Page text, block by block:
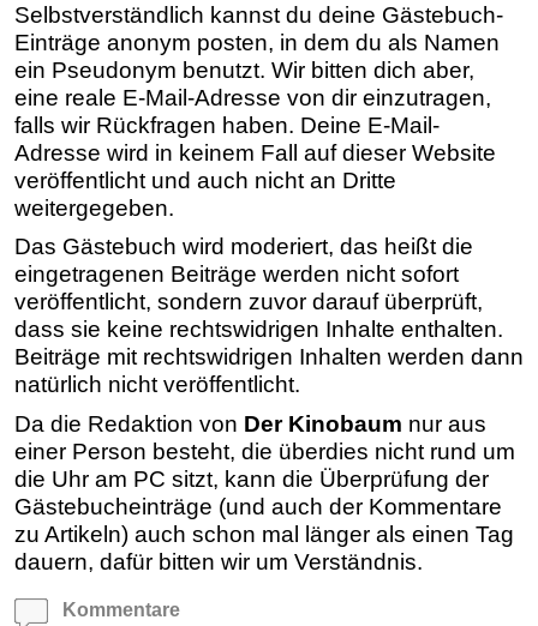
Selbstverständlich kannst du deine Gästebuch-
Einträge anonym posten, in dem du als Namen
ein Pseudonym benutzt. Wir bitten dich aber,
eine reale E-Mail-Adresse von dir einzutragen,
falls wir Rückfragen haben. Deine E-Mail-
Adresse wird in keinem Fall auf dieser Website
veröffentlicht und auch nicht an Dritte
weitergegeben.
Das Gästebuch wird moderiert, das heißt die
eingetragenen Beiträge werden nicht sofort
veröffentlicht, sondern zuvor darauf überprüft,
dass sie keine rechtswidrigen Inhalte enthalten.
Beiträge mit rechtswidrigen Inhalten werden dann
natürlich nicht veröffentlicht.
Da die Redaktion von Der Kinobaum nur aus
einer Person besteht, die überdies nicht rund um
die Uhr am PC sitzt, kann die Überprüfung der
Gästebucheinträge (und auch der Kommentare
zu Artikeln) auch schon mal länger als einen Tag
dauern, dafür bitten wir um Verständnis.
Kommentare